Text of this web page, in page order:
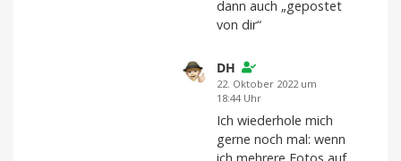
dann auch „gepostet
von dir“
DH
22. Oktober 2022 um
18:44 Uhr
Ich wiederhole mich
gerne noch mal: wenn